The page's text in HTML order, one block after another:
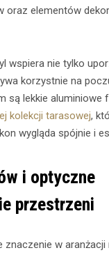
oraz elementów
wspiera nie tylko
korzystnie na
są lekkie aluminiowe
kolekcji tarasowej,
wygląda spójnie i
i optyczne
przestrzeni
w aranżacji